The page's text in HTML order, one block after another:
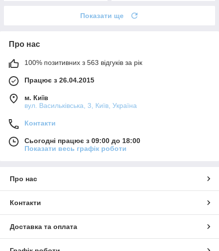
Показати ще
Про нас
100% позитивних з 563 відгуків за рік
Працює з 26.04.2015
м. Київ
вул. Васильківська, 3, Київ, Україна
Контакти
Сьогодні працює з 09:00 до 18:00
Показати весь графік роботи
Про нас
Контакти
Доставка та оплата